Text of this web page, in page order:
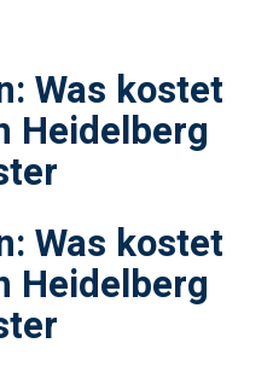
Was kostet
Heidelberg
Was kostet
Heidelberg